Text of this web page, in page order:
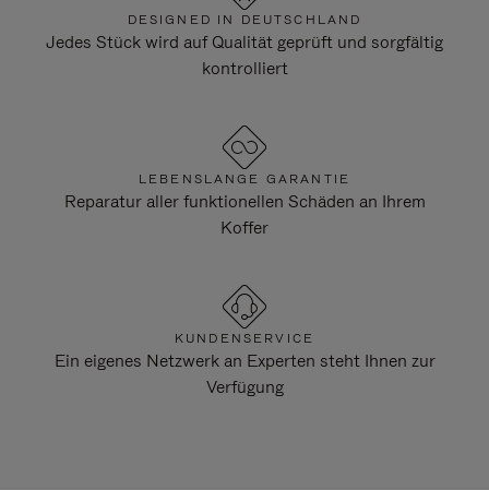
DESIGNED IN DEUTSCHLAND
Jedes Stück wird auf Qualität geprüft und sorgfältig
kontrolliert
LEBENSLANGE GARANTIE
Reparatur aller funktionellen Schäden an Ihrem
Koffer
KUNDENSERVICE
Ein eigenes Netzwerk an Experten steht Ihnen zur
Verfügung